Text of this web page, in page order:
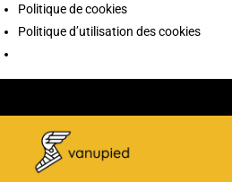
Politique de cookies
Politique d’utilisation des cookies